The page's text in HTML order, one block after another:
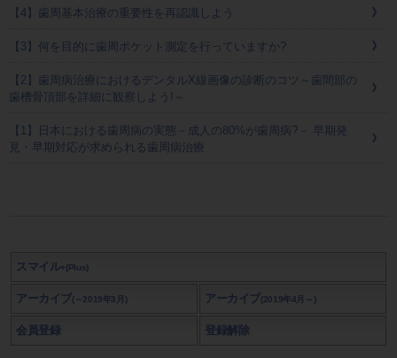
【4】歯周基本治療の重要性を再認識しよう
【3】何を目的に歯周ポケット測定を行っていますか?
【2】歯周病治療におけるデンタルX線画像の診断のコツ～歯間部の
歯槽骨頂部を詳細に観察しよう!～
【1】日本における歯周病の実態－成人の80%が歯周病?－ 早期発
見・早期対応が求められる歯周病治療
スマイル+(Plus)
アーカイブ(～2019年3月) アーカイブ(2019年4月～)
会員登録 登録解除